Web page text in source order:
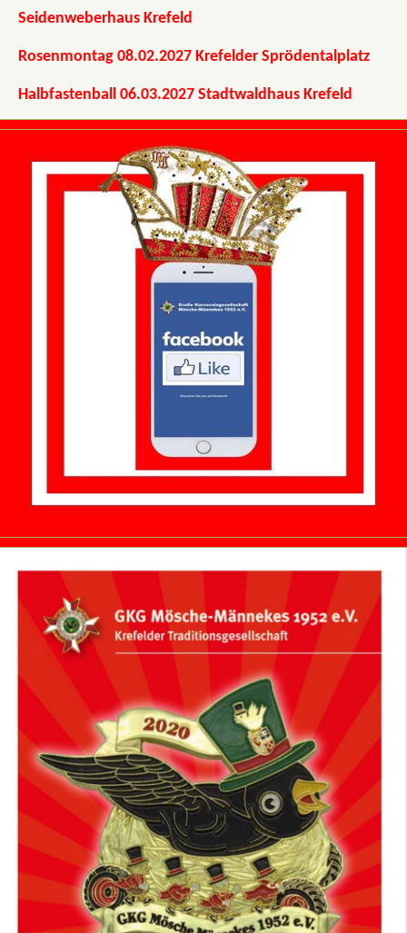
Seidenweberhaus Krefeld
Rosenmontag 08.02.2027 Krefelder Sprödentalplatz
Halbfastenball 06.03.2027 Stadtwaldhaus Krefeld